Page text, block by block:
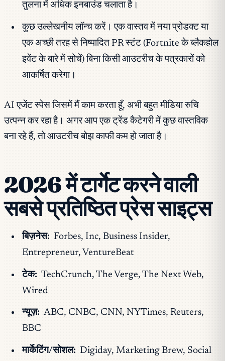
तुलना में अधिक इनबाउंड चलाता है।
कुछ उल्लेखनीय लॉन्च करें। एक वास्तव में नया प्रोडक्ट या
एक अच्छी तरह से निष्पादित PR स्टंट (Fortnite के ब्लैकहोल
इवेंट के बारे में सोचें) बिना किसी आउटरीच के पत्रकारों को
आकर्षित करेगा।
AI एजेंट स्पेस जिसमें मैं काम करता हूँ, अभी बहुत मीडिया रुचि
उत्पन्न कर रहा है। अगर आप एक ट्रेंड कैटेगरी में कुछ वास्तविक
बना रहे हैं, तो आउटरीच बोझ काफी कम हो जाता है।
2026 में टार्गेट करने वाली
सबसे प्रतिष्ठित प्रेस साइट्स
बिज़नेस: Forbes, Inc, Business Insider,
Entrepreneur, VentureBeat
टेक: TechCrunch, The Verge, The Next Web,
Wired
न्यूज़: ABC, CNBC, CNN, NYTimes, Reuters,
BBC
मार्केटिंग/सोशल: Digiday, Marketing Brew, Social